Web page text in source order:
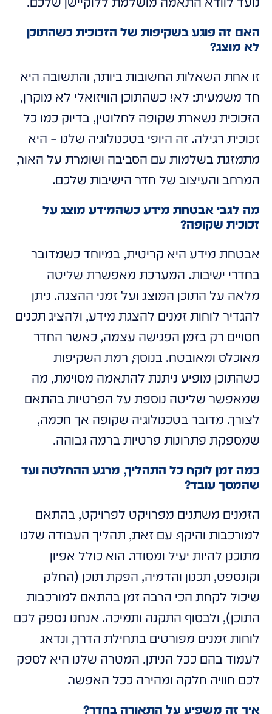
האם זה פוגע בשקיפות של הזכוכית כשהתוכן
לא מוצג?
זו אחת השאלות החשובות ביותר, והתשובה היא
חד משמעית: לא! כשהתוכן הוויזואלי לא מוקרן,
הזכוכית נשארת שקופה לחלוטין, בדיוק כמו כל
זכוכית רגילה. זה היופי בטכנולוגיה שלנו – היא
מתמזגת בשלמות עם הסביבה ושומרת על האור,
המרחב והעיצוב של חדר הישיבות שלכם.
מה לגבי אבטחת מידע כשהמידע מוצג על
זכוכית שקופה?
אבטחת מידע היא קריטית, במיוחד כשמדובר
בחדרי ישיבות. המערכת מאפשרת שליטה
מלאה על התוכן המוצג ועל זמני ההצגה. ניתן
להגדיר לוחות זמנים להצגת מידע, ולהציג תכנים
חסויים רק בזמן הפגישה עצמה, כאשר החדר
מאוכלס ומאובטח. בנוסף, רמת השקיפות
כשהתוכן מופיע ניתנת להתאמה מסוימת, מה
שמאפשר שליטה נוספת על הפרטיות בהתאם
לצורך. מדובר בטכנולוגיה שקופה אך חכמה,
שמספקת פתרונות פרטיות ברמה גבוהה.
כמה זמן לוקח כל התהליך, מרגע ההחלטה ועד
שהמסך עובד?
הזמנים משתנים מפרויקט לפרויקט, בהתאם
למורכבות והיקף. עם זאת, תהליך העבודה שלנו
מתוכנן להיות יעיל ומסודר. הוא כולל אפיון
וקונספט, תכנון והדמיה, הפקת תוכן (החלק
שיכול לקחת הכי הרבה זמן בהתאם למורכבות
התוכן), ולבסוף התקנה ותמיכה. אנחנו נספק לכם
לוחות זמנים מפורטים בתחילת הדרך, ונדאג
לעמוד בהם ככל הניתן. המטרה שלנו היא לספק
לכם חוויה חלקה ומהירה ככל האפשר.
איך זה משפיע על התאורה בחדר?